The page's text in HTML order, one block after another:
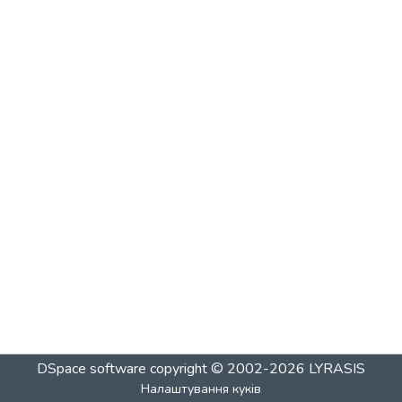
DSpace software copyright © 2002-2026 LYRASIS
Налаштування куків